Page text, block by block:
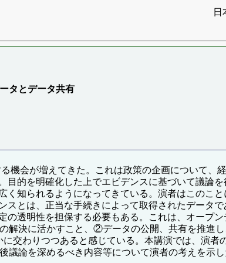
日
タとデータ共有
機会が増えてきた。これは政策の企画について、
的を明確化した上でエビデンスに基づいて議論
く知られるようになってきている。演者はこのこ
スとは、正当な手続きによって取得されたデータ
の透明性を担保する必要もある。これは、オープ
決に活かすこと、②データの公開、共有を推進
交わりつつあると感じている。本講演では、演
議論を深めるべき内容等について演者の考えを示